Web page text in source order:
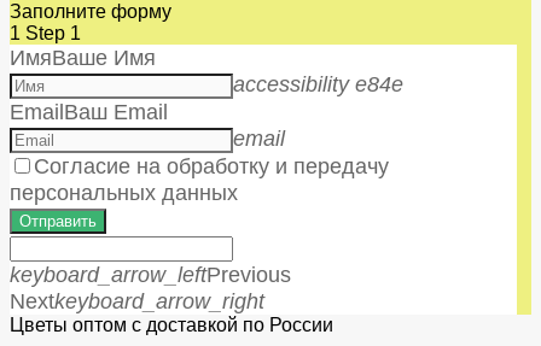
Заполните форму
1 Step 1
ИмяВаше Имя
accessibility e84e
EmailВаш Email
email
Согласие на обработку и передачу
персональных данных
Отправить
keyboard_arrow_leftPrevious
Nextkeyboard_arrow_right
Цветы оптом с доставкой по России